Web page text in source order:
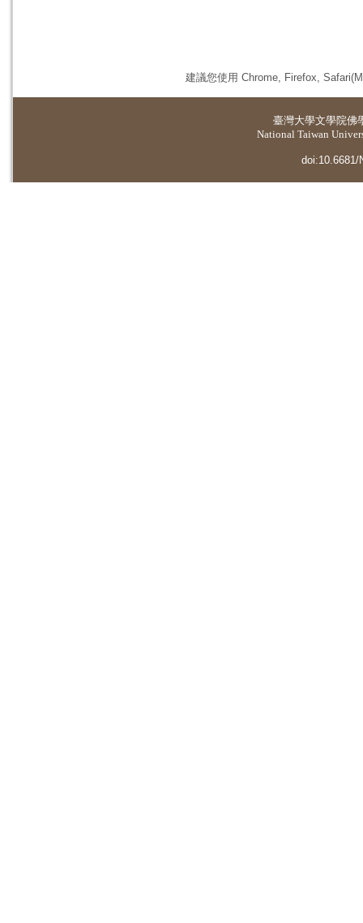
建議您使用 Chrome, Firefox,
臺灣大學文學院佛
National Taiwan
doi:10.6681/